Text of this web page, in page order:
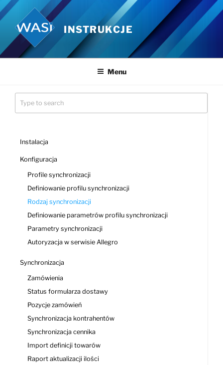
Przejdź
do
treści
INSTRUKCJE
Menu
Instalacja
Konfiguracja
Profile synchronizacji
Definiowanie profilu synchronizacji
Rodzaj synchronizacji
Definiowanie parametrów profilu synchronizacji
Parametry synchronizacji
Autoryzacja w serwisie Allegro
Synchronizacja
Zamówienia
Status formularza dostawy
Pozycje zamówień
Synchronizacja kontrahentów
Synchronizacja cennika
Import definicji towarów
Raport aktualizacji ilości